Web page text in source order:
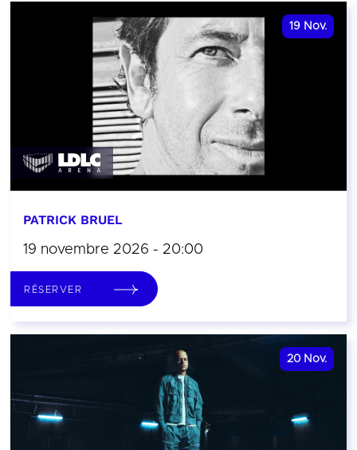
19 Nov.
PATRICK BRUEL
19 novembre 2026 - 20:00
RÉSERVER
20 Nov.